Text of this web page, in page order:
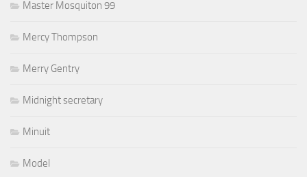
Master Mosquiton 99
Mercy Thompson
Merry Gentry
Midnight secretary
Minuit
Model